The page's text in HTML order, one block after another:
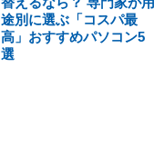
途別に選ぶ「コスパ最
高」おすすめパソコン5
選